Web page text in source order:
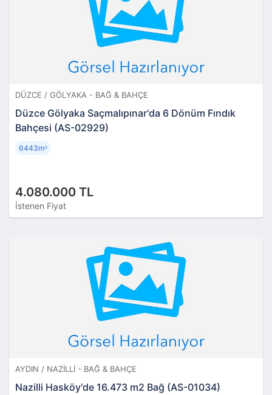
DÜZCE / GÖLYAKA - BAĞ & BAHÇE
Düzce Gölyaka Saçmalıpınar'da 6 Dönüm Fındık
Bahçesi (AS-02929)
4.080.000 TL
İstenen Fiyat
6443m²
AYDIN / NAZILLI - BAĞ & BAHÇE
Nazilli Hasköy'de 16.473 m2 Bağ (AS-01034)